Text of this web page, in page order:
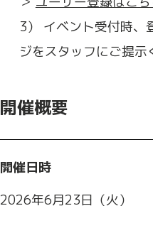
3） イベント受付時、
ジをスタッフにご提示
開催概要
開催日時
2026年6月23日（火）